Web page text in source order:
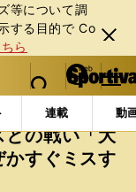
等について調
する⽬的で Co
ら
閉じ
る
web Sportiva (webスポルティーバ)
検索
マイペ
ー
ジ
メニュ
連載 動
錦織圭が初めて語っ
との戦い「大
すぐミスす